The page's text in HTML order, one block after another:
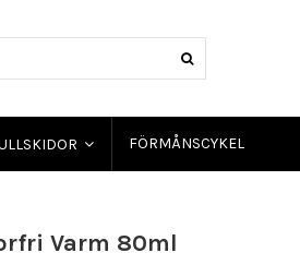
FÖRMÅNSCYKEL
Varm 80ml